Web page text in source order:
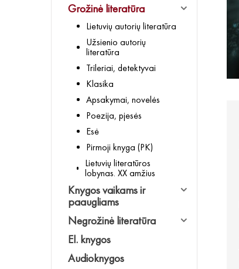
Grožinė literatūra
Lietuvių autorių literatūra
Užsienio autorių
literatūra
Trileriai, detektyvai
Klasika
Apsakymai, novelės
Poezija, pjesės
Esė
Pirmoji knyga (PK)
Lietuvių literatūros
lobynas. XX amžius
Knygos vaikams ir
paaugliams
Negrožinė literatūra
El. knygos
Audioknygos